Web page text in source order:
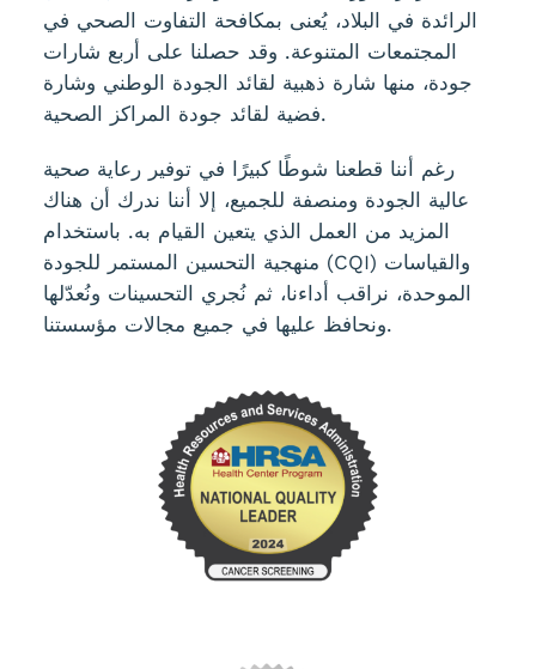
الرائدة في البلاد، يُعنى بمكافحة التفاوت الصحي في
المجتمعات المتنوعة. وقد حصلنا على أربع شارات
جودة، منها شارة ذهبية لقائد الجودة الوطني وشارة
فضية لقائد جودة المراكز الصحية.
رغم أننا قطعنا شوطًا كبيرًا في توفير رعاية صحية
عالية الجودة ومنصفة للجميع، إلا أننا ندرك أن هناك
المزيد من العمل الذي يتعين القيام به. باستخدام
منهجية التحسين المستمر للجودة (CQI) والقياسات
الموحدة، نراقب أداءنا، ثم نُجري التحسينات ونُعدّلها
ونحافظ عليها في جميع مجالات مؤسستنا.